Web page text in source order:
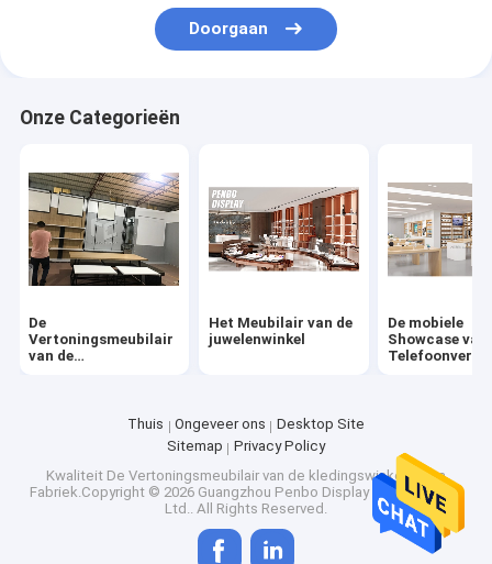
Doorgaan
Onze Categorieën
De
Vertoningsmeubilair
van de
Het Meubilair van de
juwelenwinkel
De mobiele
Showcase van
Thuis Ongeveer ons
Desktop Site
Sitemap
Privacy Policy
Kwaliteit De Vertoningsmeubilair van de kledingswinkelChina
Fabriek.Copyright © 2026 Guangzhou Penbo Display Products Co.,
Ltd.. All Rights Reserved.